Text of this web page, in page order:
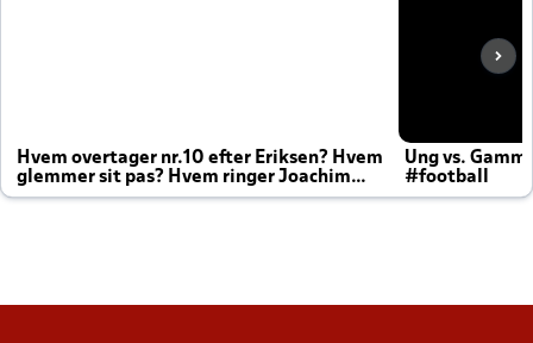
Hvem overtager nr.10 efter Eriksen? Hvem
glemmer sit pas? Hvem ringer Joachim
altid til efter kampe?
Ung vs.
#football